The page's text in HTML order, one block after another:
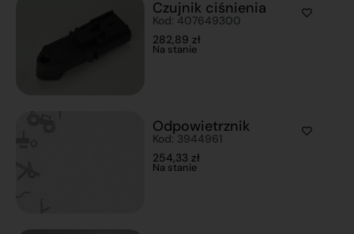
Czujnik ciśnienia
Kod: 407649300
282,89 zł
Na stanie
Odpowietrznik
Kod: 3944961
254,33 zł
Na stanie